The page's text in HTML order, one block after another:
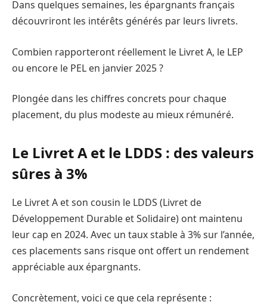
Dans quelques semaines, les épargnants français
découvriront les intérêts générés par leurs livrets.
Combien rapporteront réellement le Livret A, le LEP
ou encore le PEL en janvier 2025 ?
Plongée dans les chiffres concrets pour chaque
placement, du plus modeste au mieux rémunéré.
Le Livret A et le LDDS : des valeurs
sûres à 3%
Le Livret A et son cousin le LDDS (Livret de
Développement Durable et Solidaire) ont maintenu
leur cap en 2024. Avec un taux stable à 3% sur l’année,
ces placements sans risque ont offert un rendement
appréciable aux épargnants.
Concrètement, voici ce que cela représente :